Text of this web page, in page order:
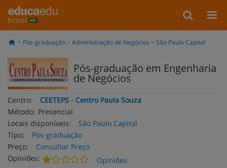
brasil
Pós-graduação Administração de Negócios São Paulo Capital
Pós-graduação em Engenharia
de Negócios
Centro:
CEETEPS - Centro Paula Souza
Método: Presencial
Locais disponíveis:
São Paulo Capital
Tipo:
Pós-graduação
Preço:
Consultar Preço
Opiniões:
Opiniões